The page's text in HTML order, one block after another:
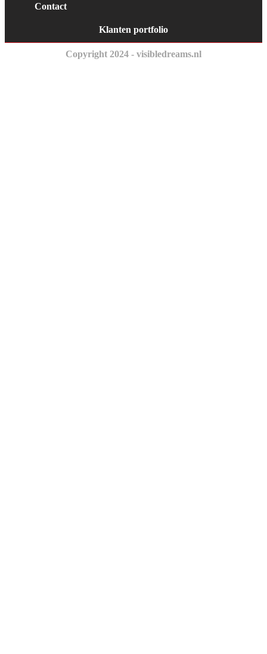
Contact
Klanten portfolio
Copyright 2024 - visibledreams.nl